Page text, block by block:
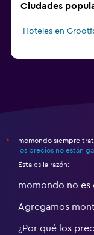
Ciudades
Hoteles en
*
momondo siempre
los precios no están
Esta es la razón:
momondo no es
Agregamos
¿Por qué los